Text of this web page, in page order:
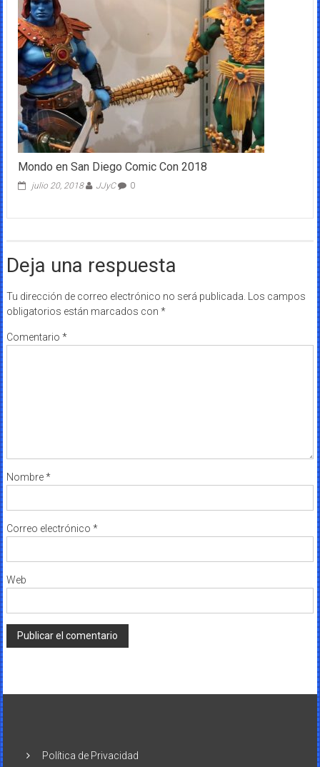
Mondo en San Diego Comic Con 2018
julio 20, 2018 JJyC 0
Deja una respuesta
Tu dirección de correo electrónico no será publicada. Los campos
obligatorios están marcados con *
Comentario *
Nombre*
Correo electrónico *
Web
Política de Privacidad